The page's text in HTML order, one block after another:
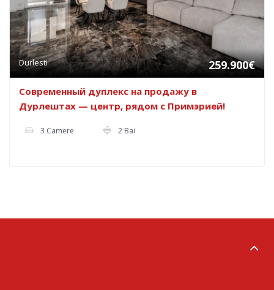
Durlesti 259.900€
Современный дуплекс на продажу в
Дурлештах — центр, рядом с Примэрией!
3 Camere 2 Bai